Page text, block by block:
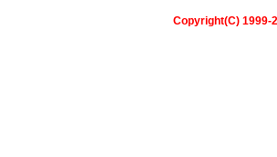
Copyright(C) 1999-